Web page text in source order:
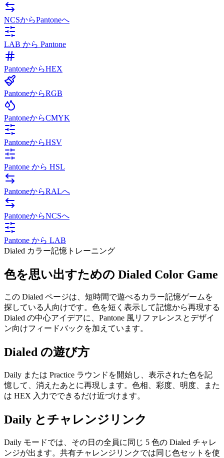
NCSからPantoneへ
LAB から Pantone
PantoneからHEX
PantoneからRGB
PantoneからCMYK
PantoneからHSV
Pantone から HSL
PantoneからRALへ
PantoneからNCSへ
Pantone から LAB
Dialed カラー記憶トレーニング
色を思い出すための Dialed Color Game
この Dialed ページは、短時間で遊べるカラー記憶ゲームを
探している人向けです。色を短く表示して記憶から再現する
Dialed の中心アイデアに、Pantone 風リファレンスとデザイ
ン向けフィードバックを加えています。
Dialed の遊び方
Daily または Practice ラウンドを開始し、表示された色を記
憶して、消えたあとに再現します。色相、彩度、明度、また
は HEX 入力でできるだけ近づけます。
Daily とチャレンジリンク
Daily モードでは、その日の全員に同じ 5 色の Dialed チャレ
ンジが出ます。共有チャレンジリンクでは同じ色セットを使